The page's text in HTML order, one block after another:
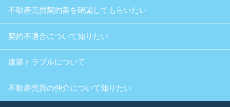
不動産売買契約書を確認してもらいたい
契約不適合について知りたい
建築トラブルについて
不動産売買の仲介について知りたい